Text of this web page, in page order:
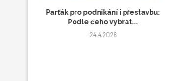
Parťák pro podnikání i přestavbu:
Podle čeho vybrat...
24.4.2026